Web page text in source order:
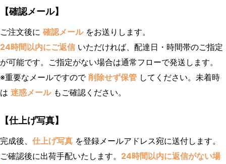
【確認メール】
ご注文後に 確認メールをお送りします。
24時間以内にご返信 いただければ、配達日・時間帯のご指定
が可能です。ご指定がない場合は通常フローで発送します。
※重要なメールですので 削除せず保管 してください。未着時
は 迷惑メールもご確認ください。
【仕上げ写真】
完成後、 仕上げ写真 を登録メールアドレス宛に送付します。
ご確認後に出荷手配いたします。 24時間以内に返信がない場